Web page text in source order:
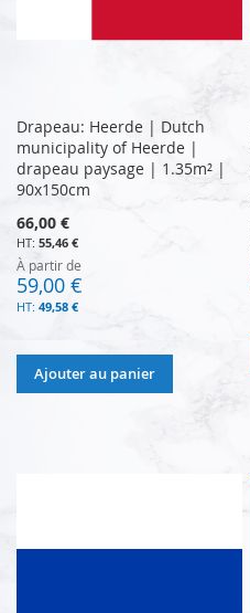
Drapeau: Heerde | Dutch
municipality of Heerde |
drapeau paysage | 1.35m² |
90x150cm
66,00 €
55,46 €
À partir de
59,00 €
49,58 €
Ajouter au panier